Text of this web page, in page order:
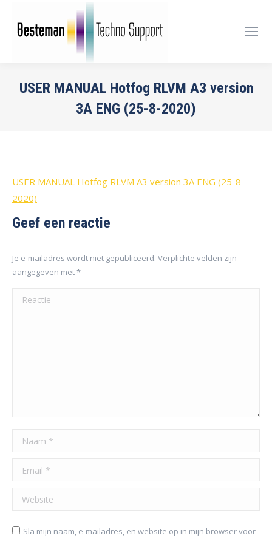
USER MANUAL Hotfog RLVM A3 version
3A ENG (25-8-2020)
USER MANUAL Hotfog RLVM A3 version 3A ENG (25-8-
2020)
Geef een reactie
Je e-mailadres wordt niet gepubliceerd. Verplichte velden zijn
aangegeven met*
Reactie
Naam *
Email *
Website
Sla mijn naam, e-mailadres, en website op in mijn browser voor